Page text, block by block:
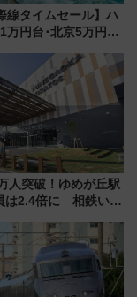
線タイムセール】ハ
万円台･北京5万円台
旅行まで狙える激ア
め（8/10まで）
人突破！ゆめが丘駅
は2.4倍に 相鉄いず
ゃん＆DB.スター